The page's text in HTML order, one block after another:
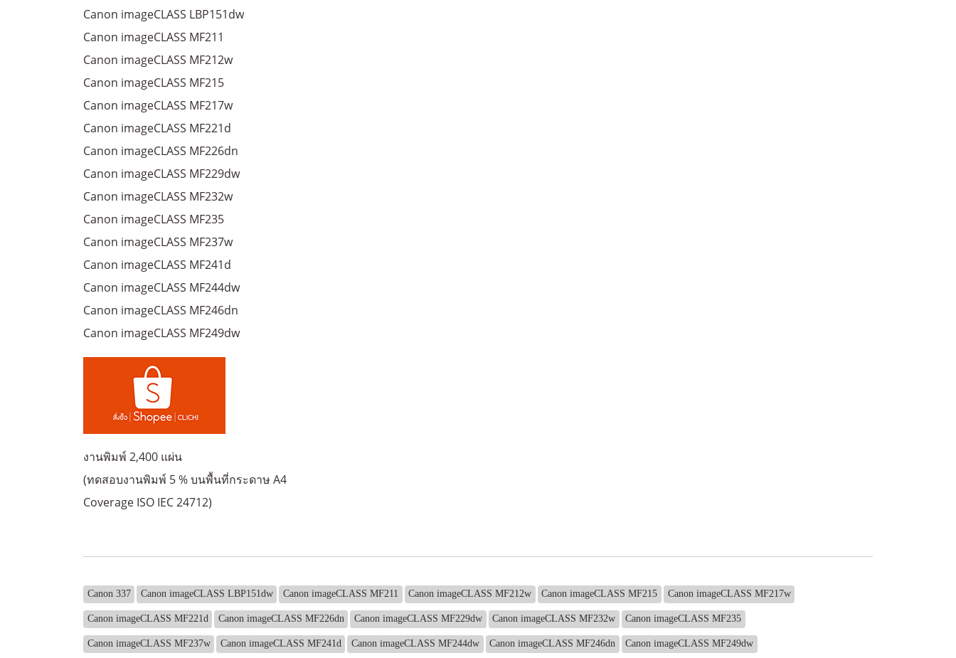
Canon imageCLASS LBP151dw
Canon imageCLASS MF211
Canon imageCLASS MF212w
Canon imageCLASS MF215
Canon imageCLASS MF217w
Canon imageCLASS MF221d
Canon imageCLASS MF226dn
Canon imageCLASS MF229dw
Canon imageCLASS MF232w
Canon imageCLASS MF235
Canon imageCLASS MF237w
Canon imageCLASS MF241d
Canon imageCLASS MF244dw
Canon imageCLASS MF246dn
Canon imageCLASS MF249dw
งานพิมพ์ 2,400 แผ่น
(ทดสอบงานพิมพ์ 5 % บนพื้นที่กระดาษ A4
Coverage ISO IEC 24712)
Canon 337 Canon imageCLASS LBP151dw Canon imageCLASS MF211 Canon imageCLASS MF212w Canon imageCLASS MF215 Canon imageCLASS MF217w
Canon imageCLASS MF221d Canon imageCLASS MF226dn Canon imageCLASS MF229dw Canon imageCLASS MF232w Canon imageCLASS MF235
Canon imageCLASS MF237w Canon imageCLASS MF241d Canon imageCLASS MF244dw Canon imageCLASS MF246dn Canon imageCLASS MF249dw